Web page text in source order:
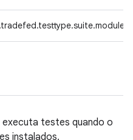
testes quando o
instalados.